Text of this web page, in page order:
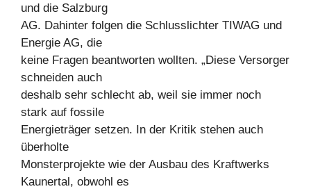
und die Salzburg
AG. Dahinter folgen die Schlusslichter TIWAG und
Energie AG, die
keine Fragen beantworten wollten. „Diese Versorger
schneiden auch
deshalb sehr schlecht ab, weil sie immer noch
stark auf fossile
Energieträger setzen. In der Kritik stehen auch
überholte
Monsterprojekte wie der Ausbau des Kraftwerks
Kaunertal, obwohl es